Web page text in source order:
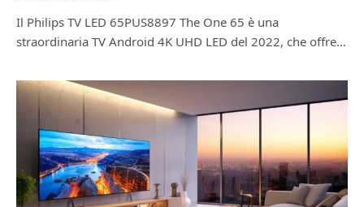
Il Philips TV LED 65PUS8897 The One 65 è una
straordinaria TV Android 4K UHD LED del 2022, che offre…